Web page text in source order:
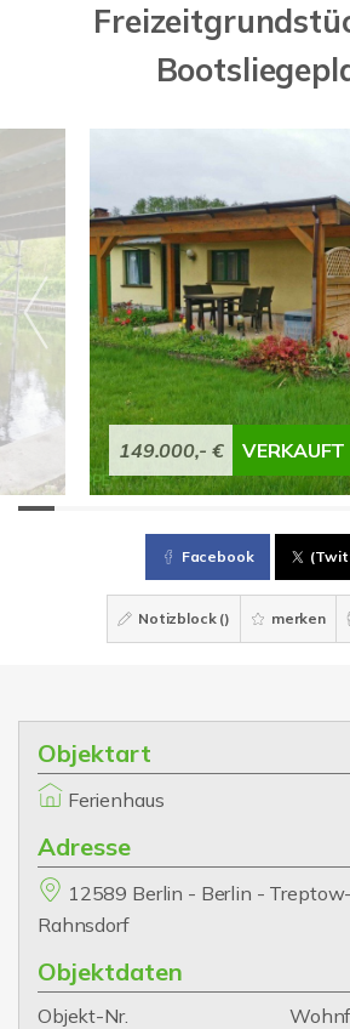
149.000,- € VERKAUFT
Facebook
Notizblock () merken
Objektart
Ferienhaus
Adresse
12589 Berlin - Berlin -
Rahnsdorf
Objektdaten
Objekt-Nr.